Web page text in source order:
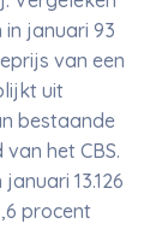
in januari 93
van een
uit
bestaande
het CBS.
13.126
procent